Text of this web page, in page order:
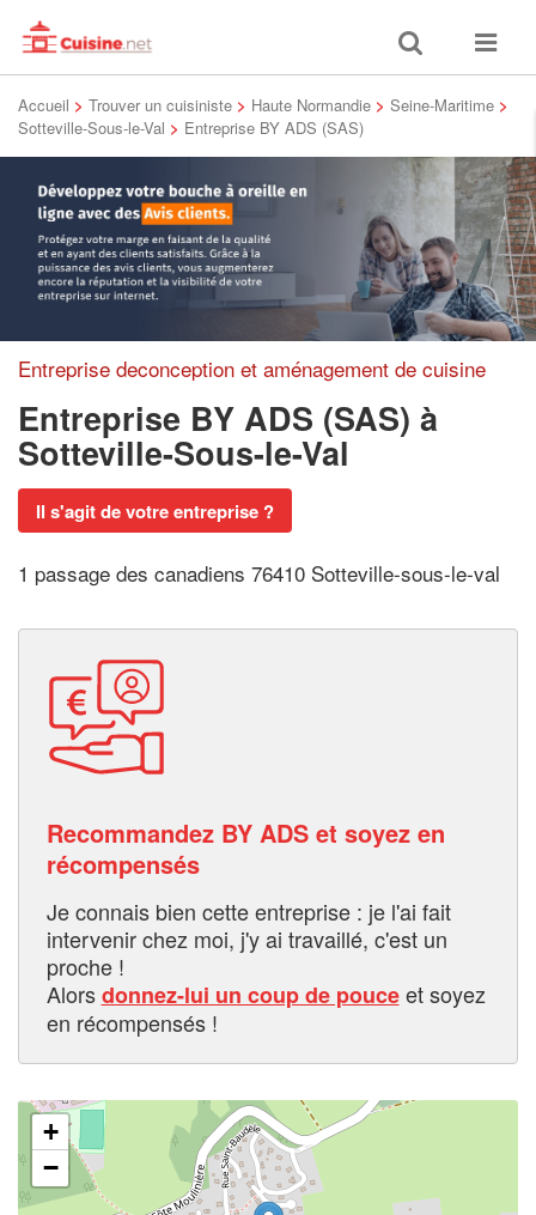
Toggle
search
Toggle
Accueil > Trouver un cuisiniste > Haute Normandie > Seine-Maritime >
Sotteville-Sous-le-Val > Entreprise BY ADS (SAS)
Entreprise deconception et aménagement de cuisine
Entreprise BY ADS (SAS) à
Sotteville-Sous-le-Val
Il s'agit de votre entreprise ?
1 passage des canadiens 76410 Sotteville-sous-le-val
Recommandez BY ADS et soyez en
récompensés
Je connais bien cette entreprise : je l'ai fait
intervenir chez moi, j'y ai travaillé, c'est un
proche !
Alorsdonnez-lui un coup de pouceet soyez
en récompensés !
+
−